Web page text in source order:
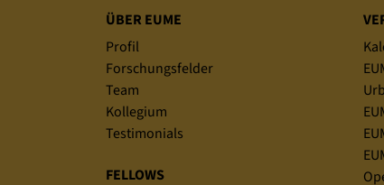
Sitemap
ÜBER EUME
Profil
Forschungsfelder
Team
Kollegium
Testimonials
FELLOWS